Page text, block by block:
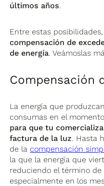
últimos años.
Entre estas
compensación de
de energía. Veámoslas
Compensación
La energía que
consumas en el
para que tu
factura de la luz. Hasta
de la compensación
la que la energía que
reduciendo el término
especialmente en los